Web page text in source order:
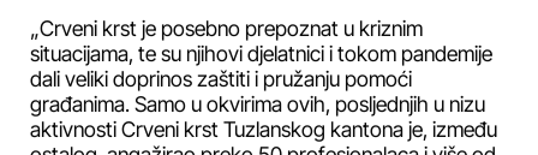
„Crveni krst je posebno prepoznat u kriznim
situacijama, te su njihovi djelatnici i tokom pandemije
dali veliki doprinos zaštiti i pružanju pomoći
građanima. Samo u okvirima ovih, posljednjih u nizu
aktivnosti Crveni krst Tuzlanskog kantona je, između